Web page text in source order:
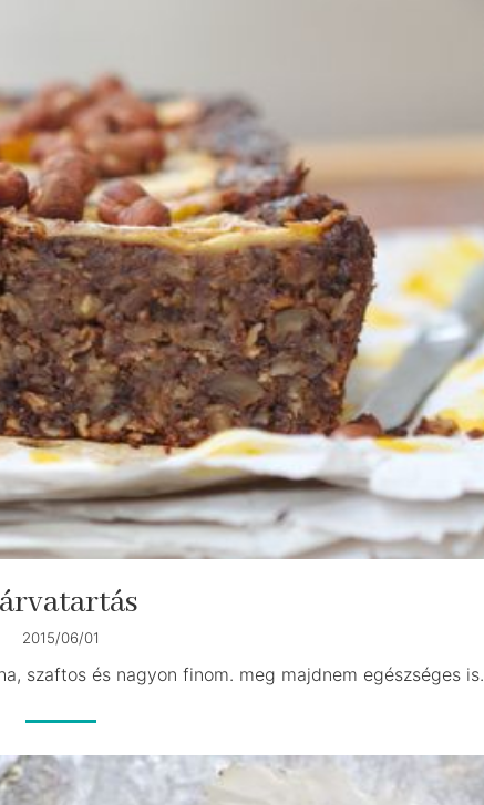
2015/06/01
szaftos és nagyon finom. meg majdnem egészséges is.